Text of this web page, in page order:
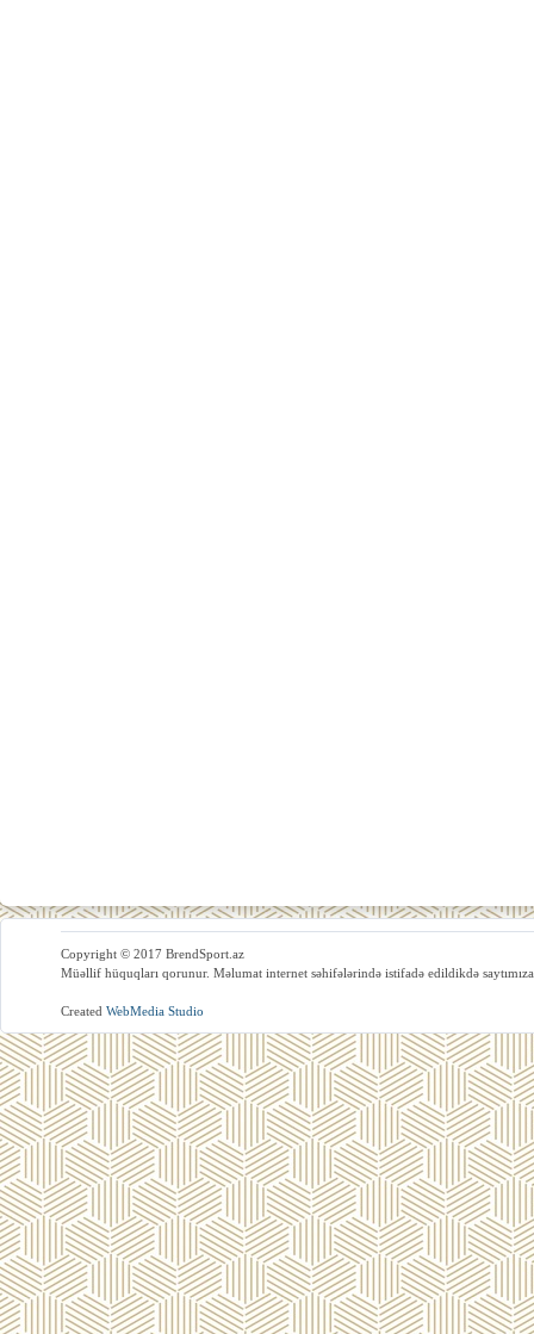
Copyright © 2017 BrendSport.az
Müəllif hüquqları qorunur. Məlumat internet səhifələrində istifadə edildikdə
Created WebMedia Studio